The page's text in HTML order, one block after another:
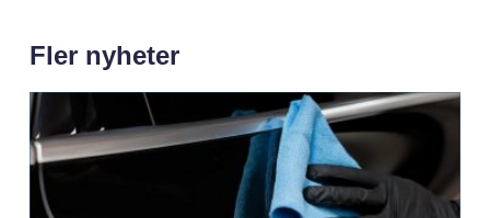
Fler nyheter